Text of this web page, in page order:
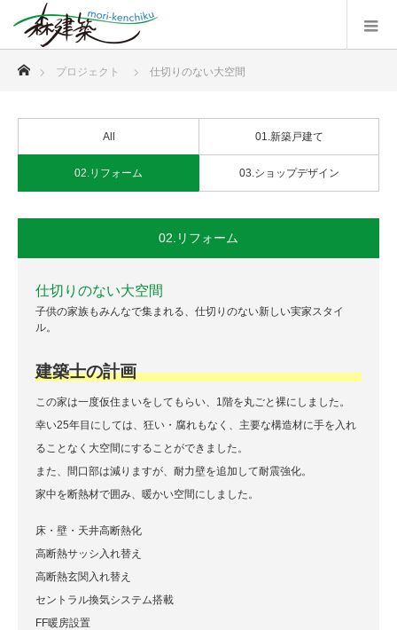
プロジェクト 仕切りのない大空間
All 01.新築戸建て
02.リフォーム 03.ショップデザイン
02.リフォーム
仕切りのない大空間
子供の家族もみんなで集まれる、仕切りのない新しい実家スタイ
ル。
建築士の計画
この家は一度仮住まいをしてもらい、1階を丸ごと裸にしました。
幸い25年目にしては、狂い・腐れもなく、主要な構造材に手を入れ
ることなく大空間にすることができました。
また、間口部は減りますが、耐力壁を追加して耐震強化。
家中を断熱材で囲み、暖かい空間にしました。
床・壁・天井高断熱化
高断熱サッシ入れ替え
高断熱玄関入れ替え
セントラル換気システム搭載
FF暖房設置